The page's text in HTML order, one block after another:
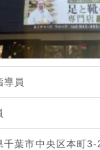
導員
千葉市中央区本町